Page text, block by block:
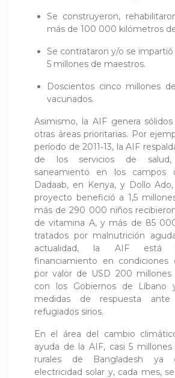
Se construyeron,
más de 100 000 kilómetros
Se contrataron y/o se
5 millones de maestros.
Doscientos cinco millones
vacunados.
Asimismo, la AIF genera
otras áreas prioritarias. Por
período de 2011‑13, la AIF
de los servicios de
saneamiento en los campos
Dadaab, en Kenya, y Dollo
proyecto benefició a 1,5
más de 290 000 niños
de vitamina A, y más de 85
tratados por malnutrición
actualidad, la AIF está
financiamiento en condiciones
por valor de USD 200 millones
con los Gobiernos de Líbano
medidas de respuesta
refugiados sirios.
En el área del cambio
ayuda de la AIF, casi 5
rurales de Bangladesh ya
electricidad solar y, cada mes,